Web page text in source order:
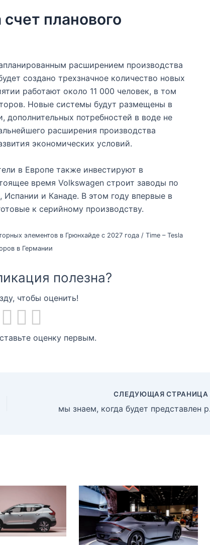
планового
расширением производства
создано трехзначное количество новых
работают около 11 000 человек, в том
Новые системы будут размещены в
потребностей в воде не
расширения производства
экономических условий.
в Европе также инвестируют в
время Volkswagen строит заводы по
Испании и Канаде. В этом году впервые в
к серийному производству.
элементов в Грюнхайде с 2027 года / Time – Tesla
в Германии
полезна?
чтобы оценить!
оценку первым.
СЛЕДУЮЩАЯ СТРАНИЦА
мы